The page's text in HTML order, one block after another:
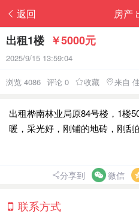
返回 房产
出租1楼 ￥5000元
2025/9/15 13:59:04
浏览 4086 评论 0 收藏 来自
出租桦南林业局原84号楼，1楼
暖，采光好，刚铺的地砖，刚刮
分享到 微信
联系方式